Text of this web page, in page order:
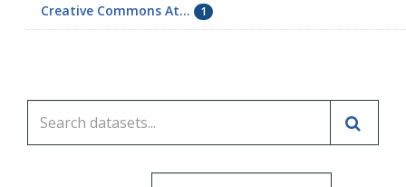
Creative Commons At... 1